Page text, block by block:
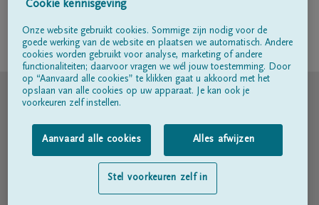
Volg ons op
© DELA
Gebruiksvoorwaarden
Privacyverklaring
Toegankelijkheidsverklaring
Cookie kennisgeving
Onze website gebruikt cookies. Sommige zijn nodig voor de
goede werking van de website en plaatsen we automatisch. Andere
cookies worden gebruikt voor analyse, marketing of andere
functionaliteiten; daarvoor vragen we wél jouw toestemming. Door
op “Aanvaard alle cookies” te klikken gaat u akkoord met het
opslaan van alle cookies op uw apparaat. Je kan ook je
voorkeuren zelf instellen.
Aanvaard alle cookies Alles afwijzen
Stel voorkeuren zelf in